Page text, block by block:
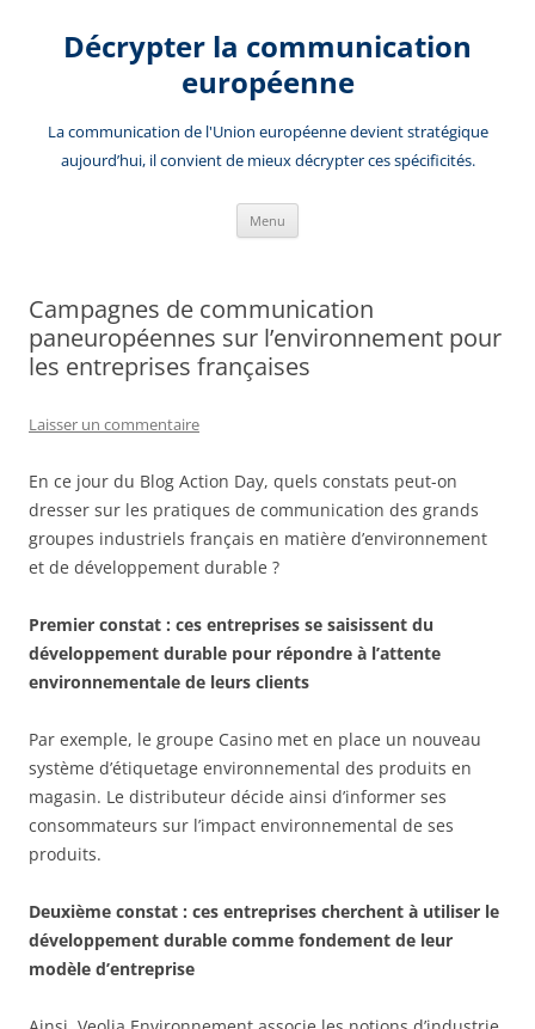
contenuDécrypter la communication
européenne
La communication de l'Union européenne devient stratégique
aujourd’hui, il convient de mieux décrypter ces spécificités.
Menu
Campagnes de communication
paneuropéennes sur l’environnement pour
les entreprises françaises
Laisser un commentaire
En ce jour du Blog Action Day, quels constats peut-on
dresser sur les pratiques de communication des grands
groupes industriels français en matière d’environnement
et de développement durable ?
Premier constat : ces entreprises se saisissent du
développement durable pour répondre à l’attente
environnementale de leurs clients
Par exemple, le groupe Casino met en place un nouveau
système d’étiquetage environnemental des produits en
magasin. Le distributeur décide ainsi d’informer ses
consommateurs sur l’impact environnemental de ses
produits.
Deuxième constat : ces entreprises cherchent à utiliser le
développement durable comme fondement de leur
modèle d’entreprise